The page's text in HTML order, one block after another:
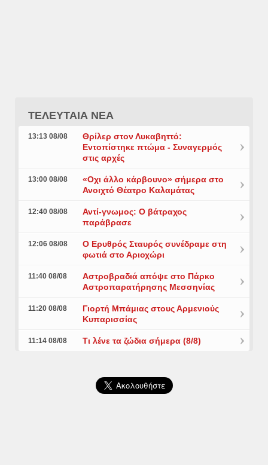
ΤΕΛΕΥΤΑΙΑ ΝΕΑ
13:13 08/08
Θρίλερ στον Λυκαβηττό:
Εντοπίστηκε πτώμα - Συναγερμός
στις αρχές
13:00 08/08
«Οχι άλλο κάρβουνο» σήμερα στο
Ανοιχτό Θέατρο Καλαμάτας
12:40 08/08
Αντί-γνωμος: Ο βάτραχος
παράβρασε
12:06 08/08
Ο Ερυθρός Σταυρός συνέδραμε στη
φωτιά στο Αριοχώρι
11:40 08/08
Αστροβραδιά απόψε στο Πάρκο
Αστροπαρατήρησης Μεσσηνίας
11:20 08/08
Γιορτή Μπάμιας στους Αρμενιούς
Κυπαρισσίας
11:14 08/08 Τι λένε τα ζώδια σήμερα (8/8)